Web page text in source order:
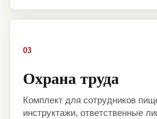
03
Охрана труда
Комплект для сотрудников
инструктажи, ответственные